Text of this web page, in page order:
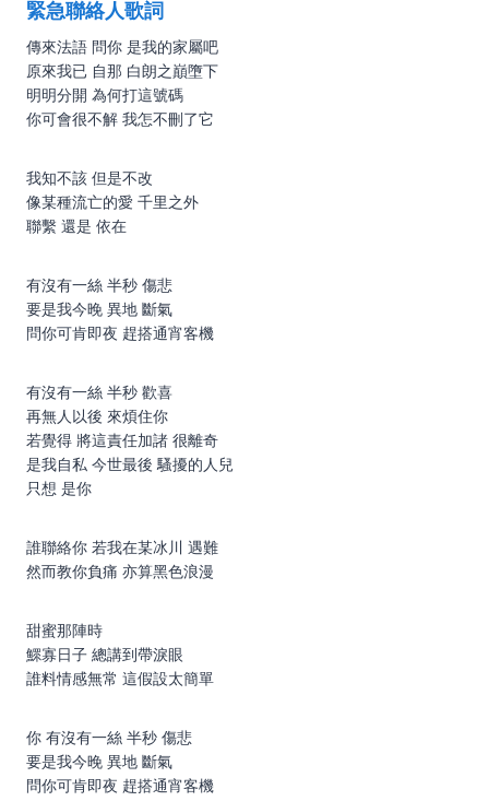
緊急聯絡人歌詞
傳來法語 問你 是我的家屬吧
原來我已 自那 白朗之巔墮下
明明分開 為何打這號碼
你可會很不解 我怎不刪了它
我知不該 但是不改
像某種流亡的愛 千里之外
聯繫 還是 依在
有沒有一絲 半秒 傷悲
要是我今晚 異地 斷氣
問你可肯即夜 趕搭通宵客機
有沒有一絲 半秒 歡喜
再無人以後 來煩住你
若覺得 將這責任加諸 很離奇
是我自私 今世最後 騷擾的人兒
只想 是你
誰聯絡你 若我在某冰川 遇難
然而教你負痛 亦算黑色浪漫
甜蜜那陣時
鰥寡日子 總講到帶淚眼
誰料情感無常 這假設太簡單
你 有沒有一絲 半秒 傷悲
要是我今晚 異地 斷氣
問你可肯即夜 趕搭通宵客機